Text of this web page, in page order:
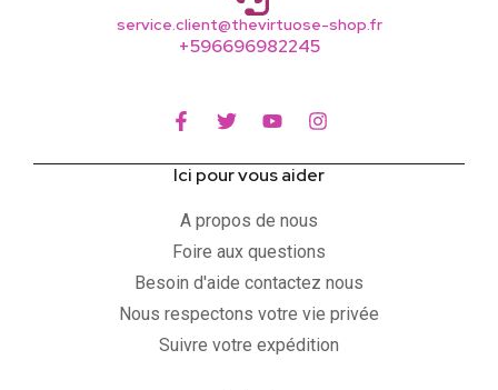
service.client@thevirtuose-shop.fr
+596696982245
Ici pour vous aider
A propos de nous
Foire aux questions
Besoin d'aide contactez nous
Nous respectons votre vie privée
Suivre votre expédition